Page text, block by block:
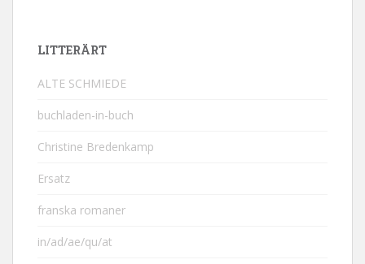
LITTERÄRT
ALTE SCHMIEDE
buchladen-in-buch
Christine Bredenkamp
Ersatz
franska romaner
in/ad/ae/qu/at